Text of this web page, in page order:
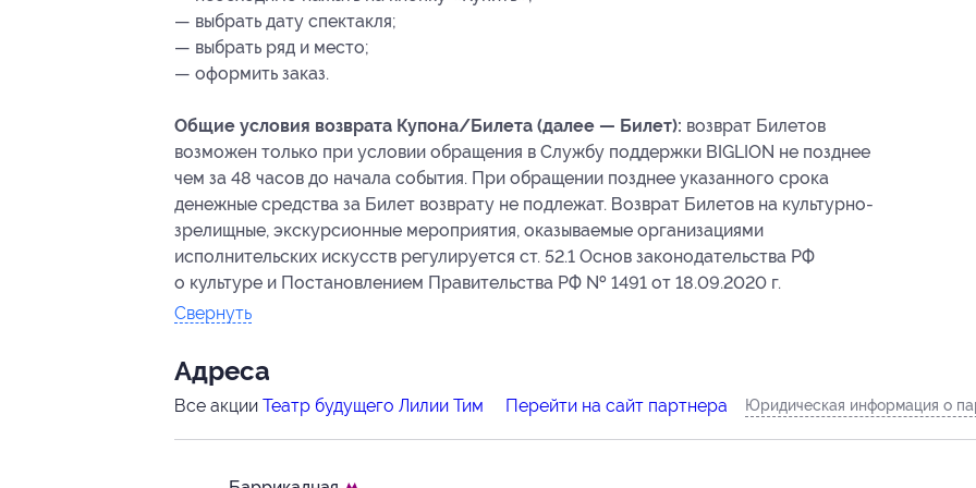
— выбрать дату спектакля;
— выбрать ряд и место;
— оформить заказ.
Общие условия возврата Купона/Билета (далее — Билет): возврат Билетов
возможен только при условии обращения в Службу поддержки BIGLION не позднее
чем за 48 часов до начала события. При обращении позднее указанного срока
денежные средства за Билет возврату не подлежат. Возврат Билетов на культурно-
зрелищные, экскурсионные мероприятия, оказываемые организациями
исполнительских искусств регулируется ст. 52.1 Основ законодательства РФ
о культуре и Постановлением Правительства РФ № 1491 от 18.09.2020 г.
Свернуть
Адресa
Все акции Театр будущего Лилии Тим Перейти на сайт партнера Юридическая информация о